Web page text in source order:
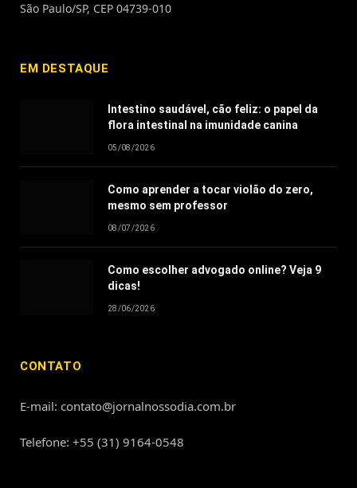
São Paulo/SP, CEP 04739-010
EM DESTAQUE
Intestino saudável, cão feliz: o papel da
flora intestinal na imunidade canina
05/08/2026
Como aprender a tocar violão do zero,
mesmo sem professor
08/07/2026
Como escolher advogado online? Veja 9
dicas!
28/06/2026
CONTATO
E-mail: contato@jornalnossodia.com.br
Telefone: +55 (31) 9164-0548